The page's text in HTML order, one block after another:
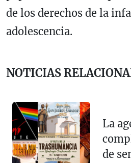
de los derechos de la
adolescencia.
NOTICIAS
La
de